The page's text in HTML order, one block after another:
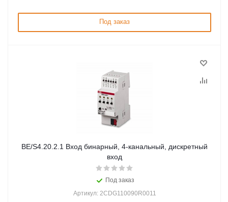
Под заказ
BE/S4.20.2.1 Вход бинарный, 4-канальный, дискретный
вход
Под заказ
Артикул: 2CDG110090R0011